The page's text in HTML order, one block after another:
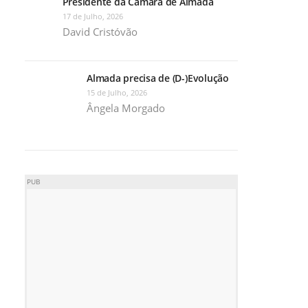
17 de Julho, 2026
David Cristóvão
Almada precisa de (D-)Evolução
15 de Julho, 2026
Ângela Morgado
PUB